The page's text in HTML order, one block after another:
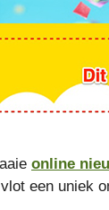
online
een uniek